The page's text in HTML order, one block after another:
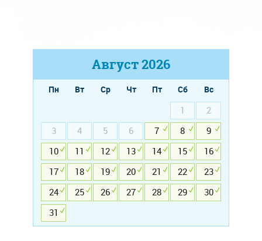
Август2026
Пн Вт Ср Чт Пт Сб
Вс
1
2
3
4 5 6 7 8
9
10
11 12 13 14 15
16
17
18 19 20 21 22
23
24
25 26 27 28 29
30
31